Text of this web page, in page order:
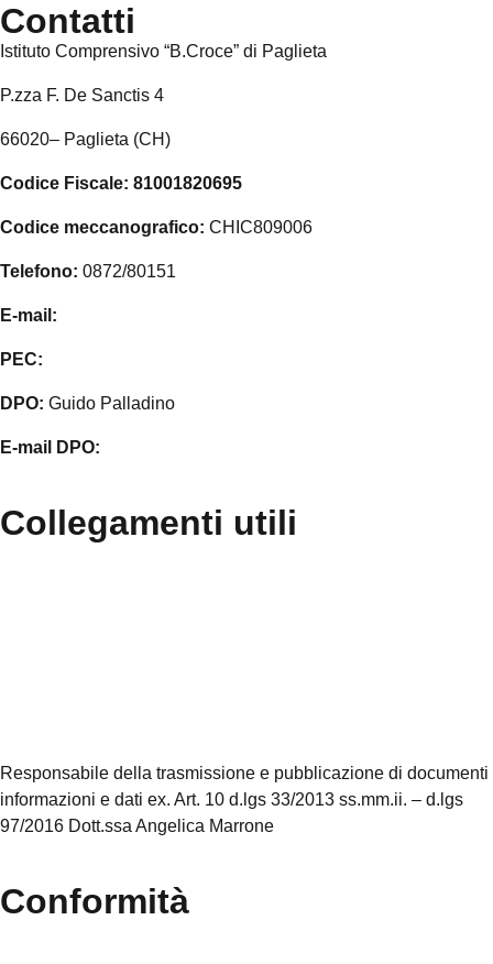
Contatti
Istituto Comprensivo “B.Croce” di Paglieta
P.zza F. De Sanctis 4
66020– Paglieta (CH)
Codice Fiscale: 81001820695
Codice meccanografico: CHIC809006
Telefono: 0872/80151
E-mail:
PEC:
DPO: Guido Palladino
E-mail DPO:
Collegamenti utili
Responsabile della trasmissione e pubblicazione di documenti
informazioni e dati ex. Art. 10 d.lgs 33/2013 ss.mm.ii. – d.lgs
97/2016 Dott.ssa Angelica Marrone
Conformità